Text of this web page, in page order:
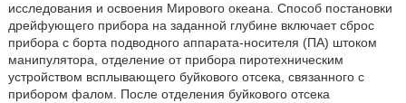
исследования и освоения Мирового океана. Способ постановки
дрейфующего прибора на заданной глубине включает сброс
прибора с борта подводного аппарата-носителя (ПА) штоком
манипулятора, отделение от прибора пиротехническим
устройством всплывающего буйкового отсека, связанного с
прибором фалом. После отделения буйкового отсека